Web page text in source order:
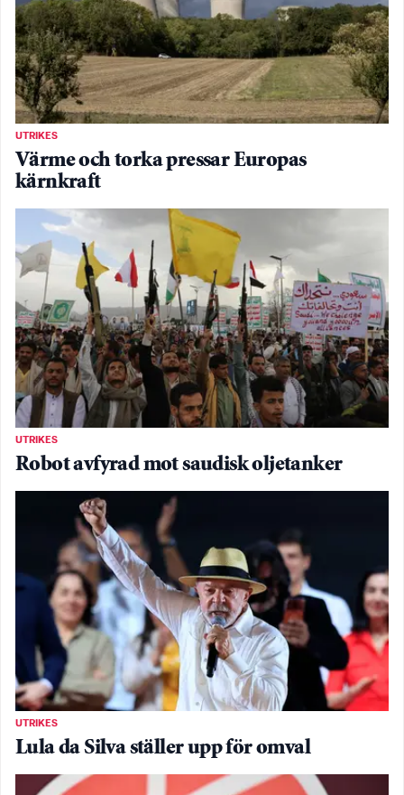
UTRIKES
Värme och torka pressar Europas
kärnkraft
UTRIKES
Robot avfyrad mot saudisk oljetanker
UTRIKES
Lula da Silva ställer upp för omval